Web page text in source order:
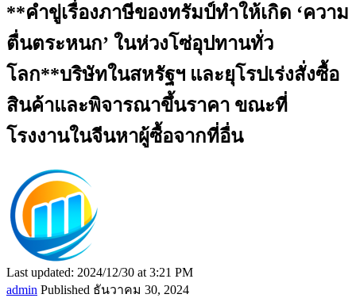
**คำขู่เรื่องภาษีของทรัมป์ทำให้เกิด ‘ความ
ตื่นตระหนก’ ในห่วงโซ่อุปทานทั่ว
โลก**บริษัทในสหรัฐฯ และยุโรปเร่งสั่งซื้อ
สินค้าและพิจารณาขึ้นราคา ขณะที่
โรงงานในจีนหาผู้ซื้อจากที่อื่น
Last updated: 2024/12/30 at 3:21 PM
admin Published ธันวาคม 30, 2024